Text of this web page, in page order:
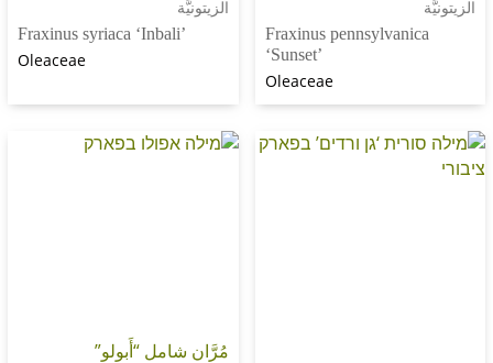
Fraxinus
Fraxinus syriaca ‘Inbali’
مُرَّان شامل “أَبولو”